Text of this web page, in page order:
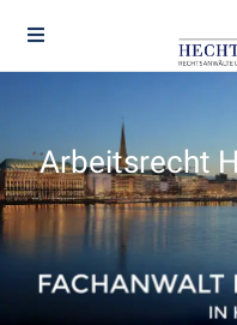
Arbeitsrecht